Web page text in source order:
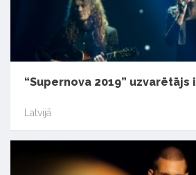
“Supernova 2019”
Latvijā